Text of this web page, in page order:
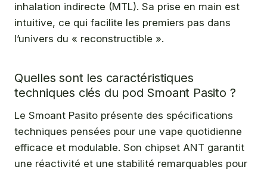
inhalation indirecte (MTL). Sa prise en main est
intuitive, ce qui facilite les premiers pas dans
l’univers du « reconstructible ».
Quelles sont les caractéristiques
techniques clés du pod Smoant Pasito ?
Le Smoant Pasito présente des spécifications
techniques pensées pour une vape quotidienne
efficace et modulable. Son chipset ANT garantit
une réactivité et une stabilité remarquables pour